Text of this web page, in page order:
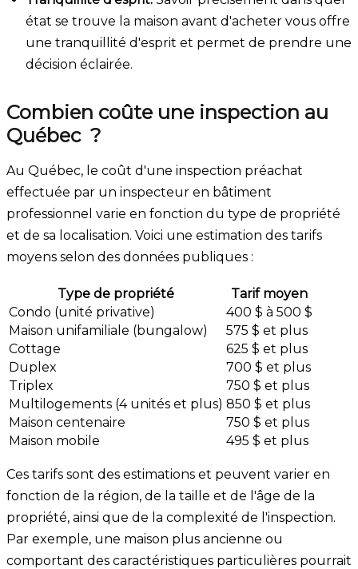
état se trouve la maison avant d'acheter vous offre
une tranquillité d'esprit et permet de prendre une
décision éclairée.
Combien coûte une inspection au
Québec ?
Au Québec, le coût d'une inspection préachat
effectuée par un inspecteur en bâtiment
professionnel varie en fonction du type de propriété
et de sa localisation. Voici une estimation des tarifs
moyens selon des données publiques :
Type de propriété
Tarif moyen
Condo (unité privative)
400 $ à 500 $
Maison unifamiliale (bungalow)
575 $ et plus
Cottage
625 $ et plus
Duplex
700 $ et plus
Triplex
750 $ et plus
Multilogements (4 unités et plus) 850 $ et plus
Maison centenaire
750 $ et plus
Maison mobile
495 $ et plus
Ces tarifs sont des estimations et peuvent varier en
fonction de la région, de la taille et de l'âge de la
propriété, ainsi que de la complexité de l'inspection.
Par exemple, une maison plus ancienne ou
comportant des caractéristiques particulières pourrait